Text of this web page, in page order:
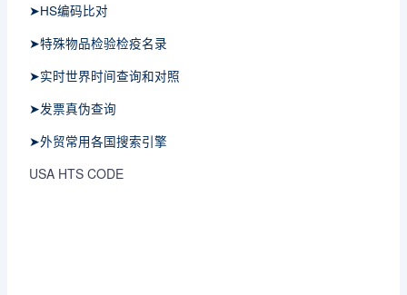
➤HS编码比对
➤特殊物品检验检疫名录
➤实时世界时间查询和对照
➤发票真伪查询
➤外贸常用各国搜索引擎
USA HTS CODE